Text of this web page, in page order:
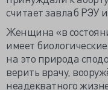
считает завлаб РЭУ
Женщина «в
имеет
на это природа
верить врачу,
неадекватного